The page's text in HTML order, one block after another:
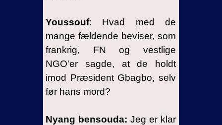
Youssouf: Hvad med de
mange fældende beviser, som
frankrig, FN og vestlige
NGO'er sagde, at de holdt
imod Præsident Gbagbo, selv
før hans mord?
Nyang bensouda: Jeg er klar